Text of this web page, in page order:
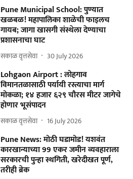
Pune Municipal School: पुण्यात
खळबळ! महापालिका शाळेची फाइलच
गायब; जागा खासगी संस्थेला देण्याचा
प्रशासनाचा घाट
सकाळ वृत्तसेवा 30 July 2026
Lohgaon Airport : लोहगाव
विमानतळासाठी पर्यायी रस्त्याचा मार्ग
मोकळा; १४ हजार ६२९ चौरस मीटर जागेचे
होणार भूसंपादन
सकाळ वृत्तसेवा 16 July 2026
Pune News: मोठी घडामोड! यशवंत
कारखान्याच्या 99 एकर जमीन व्यवहाराला
सरकारची पुन्हा स्थगिती, खरेदीखत पूर्ण,
तरीही ब्रेक